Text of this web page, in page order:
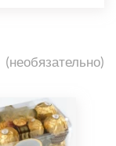
(необязательно)